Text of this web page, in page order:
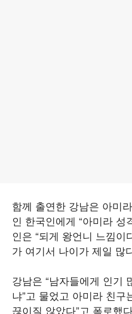
함께 출연한 강남은 아미
인 한국인에게 “아미라 성
인은 “되게 왕언니 느낌이
가 여기서 나이가 제일 많
강남은 “남자들에게 인기
냐”고 물었고 아미라 친구
끊이질 않았다”고 폭로했